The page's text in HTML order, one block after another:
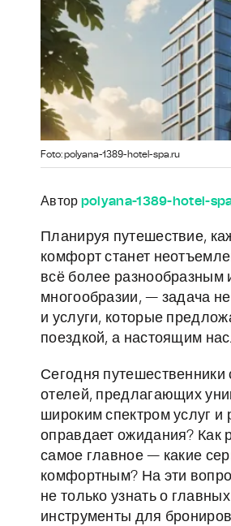
Foto: polyana-1389-hotel-spa.ru
Автор polyana-1389-hotel-
Планируя путешествие,
комфорт станет
всё более разнообразным
многообразии, — задача
и услуги, которые
поездкой, а настоящим
Сегодня
отелей, предлагающих
широким спектром услуг и
оправдает ожидания? Как
самое главное — какие
комфортным? На эти
не только узнать о
инструменты для